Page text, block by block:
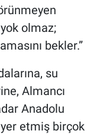
olmaz;
bekler.”
su
Almancı
Anadolu
yer etmiş birçok